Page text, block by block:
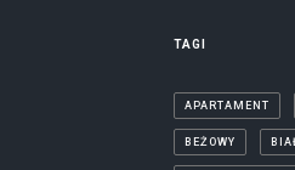
TAGI
APARTAMENT
BEŻOWY